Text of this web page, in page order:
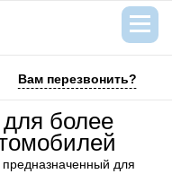
Вам перезвонить?
более
для